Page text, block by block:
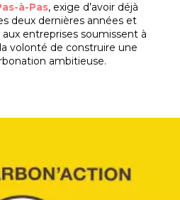
à-Pas, exige d’avoir déjà
deux dernières années et
entreprises soumissent à
volonté de construire une
ambitieuse.